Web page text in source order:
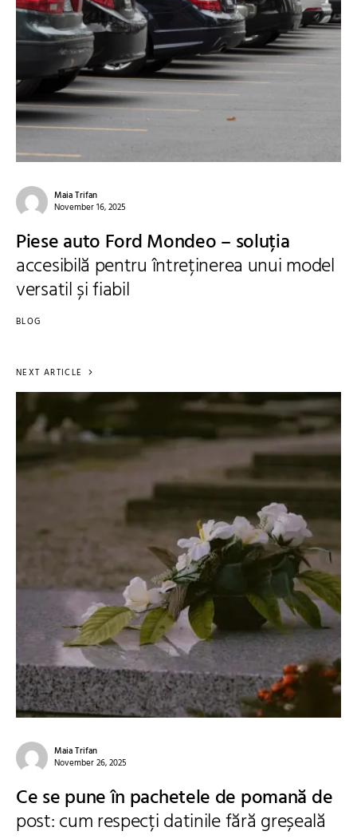
Maia Trifan
November 16, 2025
Piese auto Ford Mondeo – soluția
accesibilă pentru întreținerea unui model
versatil și fiabil
BLOG
NEXT ARTICLE
Maia Trifan
November 26, 2025
Ce se pune în pachetele de pomană de
post: cum respecți datinile fără greșeală